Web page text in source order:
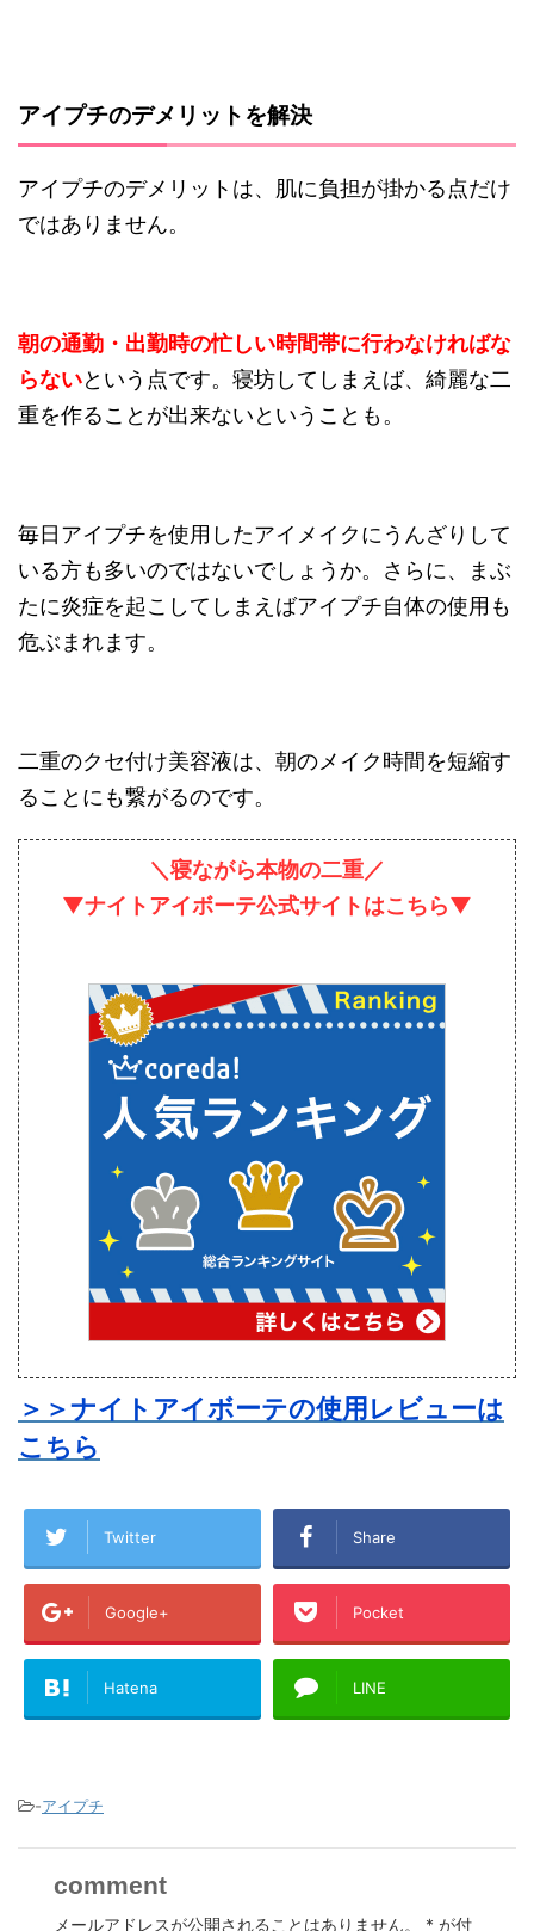
アイプチのデメリットを解決
アイプチのデメリットは、肌に負担が掛かる点だけ
ではありません。
朝の通勤・出勤時の忙しい時間帯に行わなければな
らないという点です。寝坊してしまえば、綺麗な二
重を作ることが出来ないということも。
毎日アイプチを使用したアイメイクにうんざりして
いる方も多いのではないでしょうか。さらに、まぶ
たに炎症を起こしてしまえばアイプチ自体の使用も
危ぶまれます。
二重のクセ付け美容液は、朝のメイク時間を短縮す
ることにも繋がるのです。
＼寝ながら本物の二重／
▼ナイトアイボーテ公式サイトはこちら▼
＞＞ナイトアイボーテの使用レビューは
こちら
Twitter Share
Google+ Pocket
Hatena LINE
-アイプチ
comment
メールアドレスが公開されることはありません。 * が付